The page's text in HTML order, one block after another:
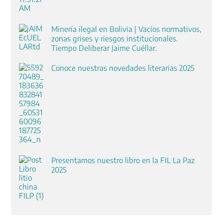
Minería ilegal en Bolivia | Vacíos normativos,
zonas grises y riesgos institucionales.
Tiempo Deliberar Jaime Cuéllar.
Conoce nuestras novedades literarias 2025
Presentamos nuestro libro en la FIL La Paz
2025